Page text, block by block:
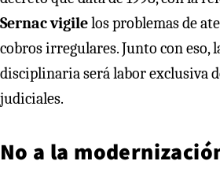
Sernac vigilelos problemas de
cobros irregulares. Junto con eso,
disciplinaria será labor exclusiva
judiciales.
No a la